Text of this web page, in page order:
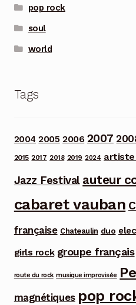
pop rock
soul
world
Tags
2004 2005 2006 2007
2015 2017 2018 2019 2024 artiste
Jazz Festival auteur
cabaret vauban
française Chateaulin duo
girls rock groupe français
route du rock musique improvisée
magnétiques pop